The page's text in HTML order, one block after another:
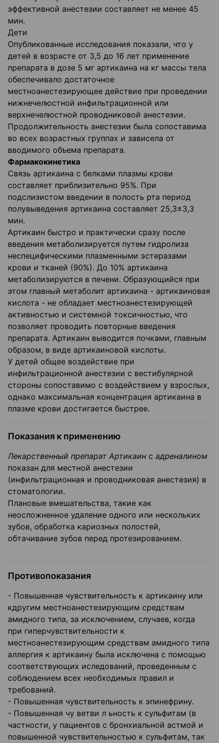
эффективной анестезии составляет не менее 45
мин.
Дети
Опубликованные исследования показали, что у
детей в возрасте от 3,5 до 16 лет применение
препарата в дозе 5 мг артикаина на кг массы тела
обеспечивало достаточное
местноанестезирующее действие при проведении
нижнечелюстной инфильтрационной или
верхнечелюстной проводниковой анестезии.
Продолжительность анестезии была сопоставима
во всех возрастных группах и зависела от
вводимого объема препарата.
Фармакокинетика
Связь артикаина с белками плазмы крови
составляет приблизительно 95%. При
подслизистом введении в полость рта период
полувыведения артикаина составляет 25,3±3,3
мин.
Артикаин быстро и практически сразу после
введения метаболизируется путем гидролиза
неспецифическими плазменными эстеразами
крови и тканей (90%). До 10% артикаина
метаболизируют­ся в печени. Образующийся при
этом главный метаболит артикаина - артикаиновая
кислота - не обладает местноанестезирующей
активностью и системной токсичностью, что
позволяет проводить повторные введения
препарата. Артикаин выводится почками, главным
образом, в виде артикаиновой кислоты.
У детей общее воздействие при
инфильтрационной анестезии с вестибулярной
стороны сопоставимо с воздействием у взрослых,
однако максимальная концентрация артикаина в
плазме крови достигается быстрее.
Показания к применению
Лекарственный препарат Артикаин с адреналином
показан для местной анестезии
(инфильтрационная и проводниковая анестезия) в
стоматологии.
Плановые вмешательства, такие как
неосложненное удаление одного или нескольких
зубов, обработка кариозных полостей,
обтачивание зубов перед протезированием.
Противопоказания
- Повышенная чувствительность к артикаину или
кдругим местноанестезирующим средствам
амидного типа, за исключением, случаев, когда
при гиперчувствительности к
местноанестезирующим средствам амидного типа
аллергия к артикаину была исключена с помощью
соответствующих иследований, проведенным с
соблюдением всех необходимых правил и
требований.
- Повышенная чувствительность к эпинефрину.
- Повышенная чу ветви л ьность к сульфитам (в
частности, у пациентов с бронхиальной астмой и
повышенной чувствительностью к сульфитам, так